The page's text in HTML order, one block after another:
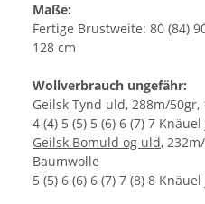
Maße:
Fertige Brustweite: 80 (84)
128 cm
Wollverbrauch ungefähr:
Geilsk Tynd uld, 288m/50gr,
4 (4) 5 (5) 5 (6) 6 (7) 7
Geilsk Bomuld og uld,
Baumwolle
5 (5) 6 (6) 6 (7) 7 (8) 8